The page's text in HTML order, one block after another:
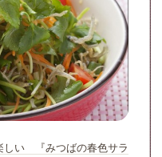
しい 『みつばの春色サラ